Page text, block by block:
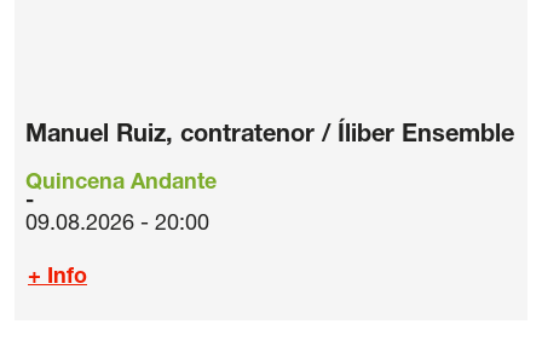
Manuel Ruiz, contratenor / Íliber Ensemble
Quincena Andante
09.08.2026 - 20:00
+ Info